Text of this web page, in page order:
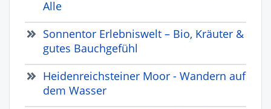
Alle
Sonnentor Erlebniswelt – Bio, Kräuter &
gutes Bauchgefühl
Heidenreichsteiner Moor - Wandern auf
dem Wasser